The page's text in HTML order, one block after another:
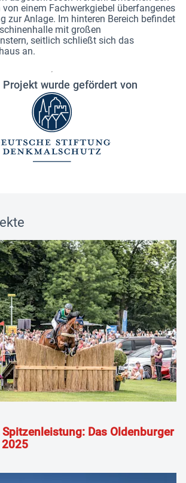
einem Fachwerkgiebel überfangenes
zur Anlage. Im hinteren Bereich befindet
mit großen
seitlich schließt sich das
an.
Projekt wurde gefördert von
Das Oldenburger